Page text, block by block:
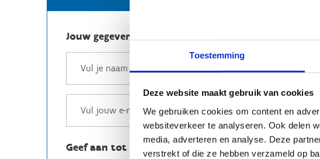
Toestemming
Deze website maakt gebruik van cookies
We gebruiken cookies om content en
websiteverkeer te analyseren. Ook delen
media, adverteren en analyse. Deze
verstrekt of die ze hebben verzameld op
Jouw gegevens
Geef aan tot welk domein jouw vraag behoort